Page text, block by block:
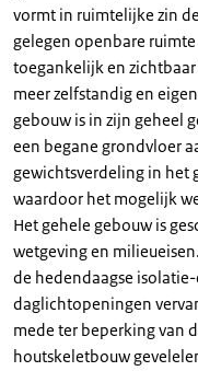
vormt in ruimtelijke zin
gelegen openbare
toegankelijk en
meer zelfstandig en
gebouw is in zijn geheel
een begane grondvloer
gewichtsverdeling in het
waardoor het mogelijk
Het gehele gebouw is
wetgeving en
de hedendaagse
daglichtopeningen
mede ter beperking van
houtskeletbouw